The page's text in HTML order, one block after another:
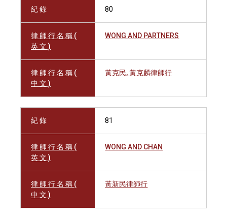
紀 錄 80
律 師 行 名 稱 (
英 文 )
WONG AND PARTNERS
律 師 行 名 稱 (
中 文 )
黃克民, 黃克麟律師行
紀 錄 81
律 師 行 名 稱 (
英 文 )
WONG AND CHAN
律 師 行 名 稱 (
中 文 )
黃新民律師行